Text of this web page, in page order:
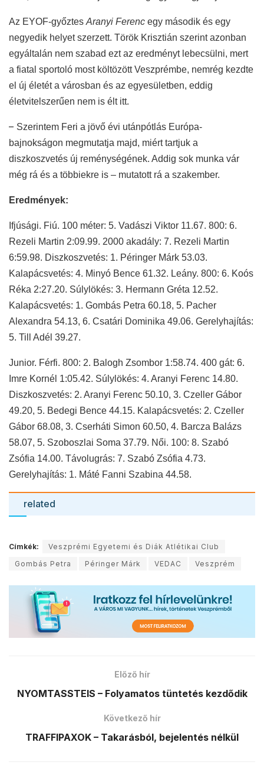
Az EYOF-győztesAranyi Ferenc egy második és egy
negyedik helyet szerzett. Török Krisztián szerint azonban
egyáltalán nem szabad ezt az eredményt lebecsülni, mert
a fiatal sportoló most költözött Veszprémbe, nemrég kezdte
el új életét a városban és az egyesületben, eddig
életvitelszerűen nem is élt itt.
– Szerintem Feri a jövő évi utánpótlás Európa-
bajnokságon megmutatja majd, miért tartjuk a
diszkoszvetés új reménységének. Addig sok munka vár
még rá és a többiekre is – mutatott rá a szakember.
Eredmények:
Ifjúsági. Fiú. 100 méter: 5. Vadászi Viktor 11.67. 800: 6.
Rezeli Martin 2:09.99. 2000 akadály: 7. Rezeli Martin
6:59.98. Diszkoszvetés: 1. Péringer Márk 53.03.
Kalapácsvetés: 4. Minyó Bence 61.32. Leány. 800: 6. Koós
Réka 2:27.20. Súlylökés: 3. Hermann Gréta 12.52.
Kalapácsvetés: 1. Gombás Petra 60.18, 5. Pacher
Alexandra 54.13, 6. Csatári Dominika 49.06. Gerelyhajítás:
5. Till Adél 39.27.
Junior. Férfi. 800: 2. Balogh Zsombor 1:58.74. 400 gát: 6.
Imre Kornél 1:05.42. Súlylökés: 4. Aranyi Ferenc 14.80.
Diszkoszvetés: 2. Aranyi Ferenc 50.10, 3. Czeller Gábor
49.20, 5. Bedegi Bence 44.15. Kalapácsvetés: 2. Czeller
Gábor 68.08, 3. Cserháti Simon 60.50, 4. Barcza Balázs
58.07, 5. Szoboszlai Soma 37.79. Női. 100: 8. Szabó
Zsófia 14.00. Távolugrás: 7. Szabó Zsófia 4.73.
Gerelyhajítás: 1. Máté Fanni Szabina 44.58.
related
Címkék:
Veszprémi Egyetemi és Diák Atlétikai Club
Gombás Petra
Péringer Márk VEDAC Veszprém
Előző hír
NYOMTASSTEIS – Folyamatos tüntetés kezdődik
Következő hír
TRAFFIPAXOK – Takarásból, bejelentés nélkül